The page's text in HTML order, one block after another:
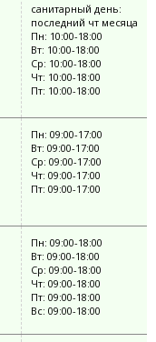
санитарный день:
последний чт месяца
Пн: 10:00-18:00
Вт: 10:00-18:00
Ср: 10:00-18:00
Чт: 10:00-18:00
Пт: 10:00-18:00
Пн: 09:00-17:00
Вт: 09:00-17:00
Ср: 09:00-17:00
Чт: 09:00-17:00
Пт: 09:00-17:00
Пн: 09:00-18:00
Вт: 09:00-18:00
Ср: 09:00-18:00
Чт: 09:00-18:00
Пт: 09:00-18:00
Вс: 09:00-18:00